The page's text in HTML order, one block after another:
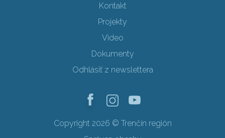
Kontakt
Projekty
Video
Dokumenty
Odhlásiť z newslettera
Copyright 2026 © Trenčín región